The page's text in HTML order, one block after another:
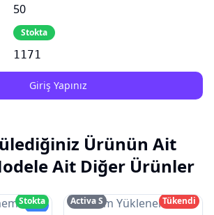
50
Stokta
1171
Giriş Yapınız
Ürünün Ait
Ait Diğer Ürünler
Yeni
Stokta
Resim Yüklenemedi
Activa S
Tükendi